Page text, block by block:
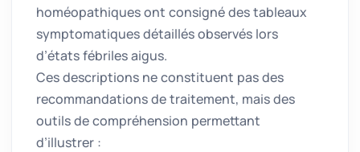
homéopathiques ont consigné des tableaux
symptomatiques détaillés observés lors
d’états fébriles aigus.
Ces descriptions ne constituent pas des
recommandations de traitement, mais des
outils de compréhension permettant
d’illustrer :